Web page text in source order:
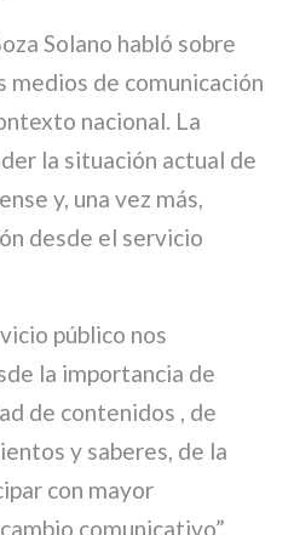
Solano habló sobre
medios de comunicación
nacional. La
la situación actual de
y, una vez más,
desde el servicio
público nos
la importancia de
de contenidos , de
y saberes, de la
con mayor
comunicativo”,